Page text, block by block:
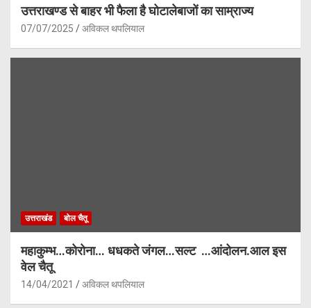
उत्तराखण्ड से बाहर भी फैला है घोटालेबाजों का साम्राज्य
07/07/2025 अविकल थपलियाल
उत्तराखंड बोल चैतू
महाकुम्भ…कोरोना… धधकते जंगल…सल्ट …आंदोलन.आल इस
वेल चैतू
14/04/2021 अविकल थपलियाल